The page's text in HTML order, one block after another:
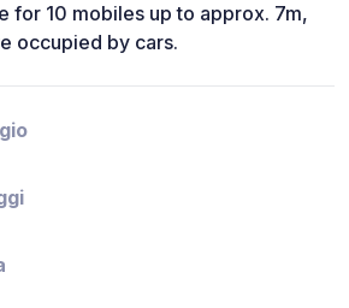
for 10 mobiles up to approx. 7m,
occupied by cars.